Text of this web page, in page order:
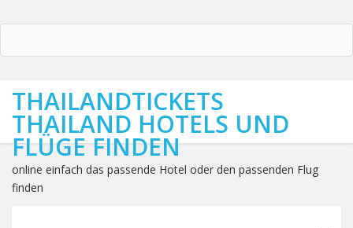
THAILANDTICKETS
THAILAND HOTELS UND
FLÜGE FINDEN
online einfach das passende Hotel oder den passenden Flug
finden